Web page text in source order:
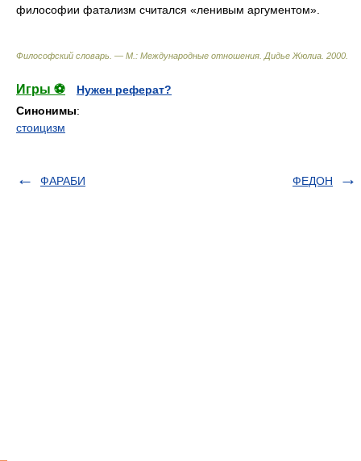
философии фатализм считался «ленивым аргументом».
Философский словарь. — М.: Международные отношения Дидье Жюлиа 2000
Игры ⚽
Нужен реферат?
Синонимы:
стоицизм
ФАРАБИ ФЕДОН